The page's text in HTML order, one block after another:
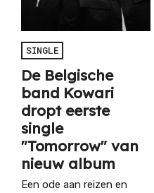
SINGLE
De Belgische
band Kowari
dropt eerste
single
"Tomorrow" van
nieuw album
Een ode aan reizen en